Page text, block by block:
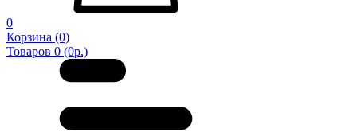
0
Корзина (0)
Товаров 0 (0р.)